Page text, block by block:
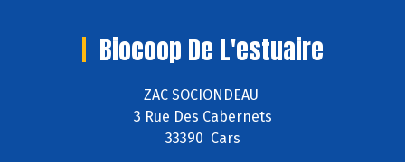
Biocoop De L'estuaire
ZAC SOCIONDEAU
3 Rue Des Cabernets
33390 Cars